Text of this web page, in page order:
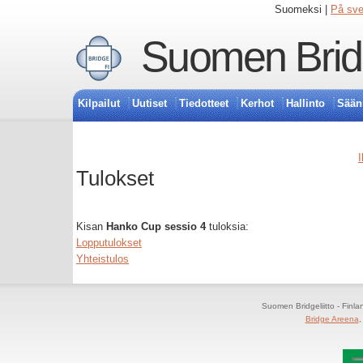
Suomeksi | På
Suomen
Kilpailut Uutiset Tiedotteet Kerhot Hallinto
Tulokset
Kisan Hanko Cup sessio 4tuloksia:
Lopputulokset
Yhteistulos
Suomen Bridgeliitto -
Bridge Areena